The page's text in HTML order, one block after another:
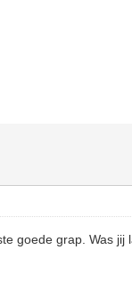
goede grap. Was jij